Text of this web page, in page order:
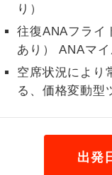
り）
往復ANAフライ
あり） ANAマ
空席状況により
る、価格変動型
出発
ホテル指定